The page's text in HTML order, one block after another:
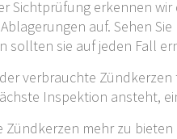
Sichtprüfung erkennen
auf. Sehen
sollten sie auf jeden Fall
verbrauchte
Inspektion ansteht,
Zündkerzen mehr zu